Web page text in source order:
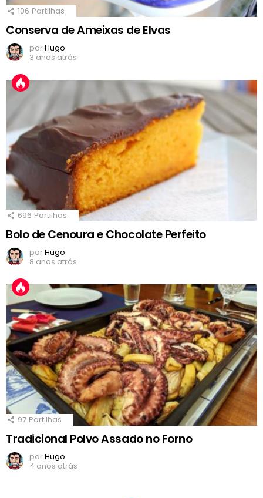
106 Partilhas
Conserva de Ameixas de Elvas
porHugo
3 anos atrás
696 Partilhas
Bolo de Cenoura e Chocolate Perfeito
porHugo
8 anos atrás
97 Partilhas
Tradicional Polvo Assado no Forno
porHugo
4 anos atrás